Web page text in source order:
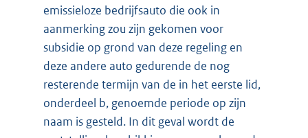
emissieloze bedrijfsauto die ook in
aanmerking zou zijn gekomen voor
subsidie op grond van deze regeling en
deze andere auto gedurende de nog
resterende termijn van de in het eerste lid,
onderdeel b, genoemde periode op zijn
naam is gesteld. In dit geval wordt de